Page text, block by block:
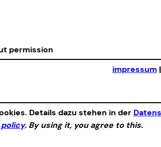
permission
impressum |
Details dazu stehen in der
. By using it, you agree to this.